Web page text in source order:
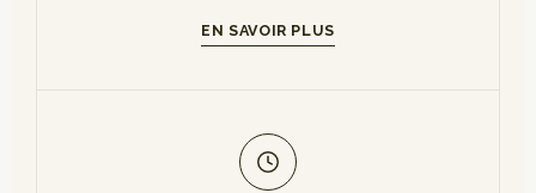
EN SAVOIR PLUS